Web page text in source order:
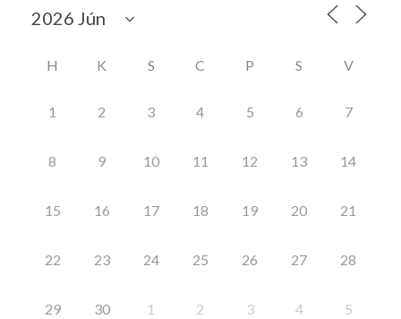
H K S C P S V
1 2 3 4 5 6 7
8 9 10 11 12 13 14
15 16 17 18 19 20 21
22 23 24 25 26 27 28
29 30 1 2 3 4 5